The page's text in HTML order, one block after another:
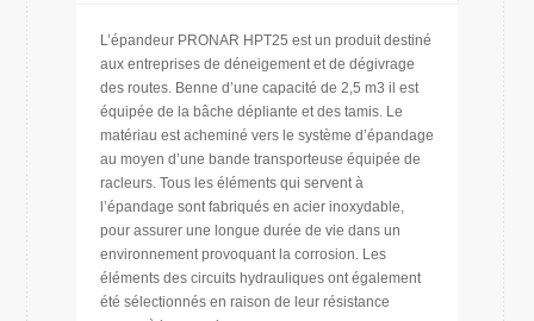
L’épandeur PRONAR HPT25 est un produit destiné
aux entreprises de déneigement et de dégivrage
des routes. Benne d’une capacité de 2,5 m3 il est
équipée de la bâche dépliante et des tamis. Le
matériau est acheminé vers le système d’épandage
au moyen d’une bande transporteuse équipée de
racleurs. Tous les éléments qui servent à
l’épandage sont fabriqués en acier inoxydable,
pour assurer une longue durée de vie dans un
environnement provoquant la corrosion. Les
éléments des circuits hydrauliques ont également
été sélectionnés en raison de leur résistance